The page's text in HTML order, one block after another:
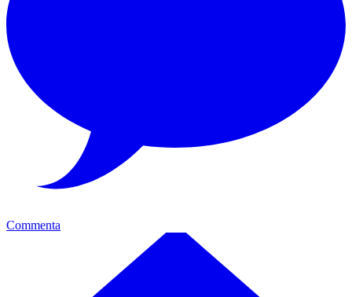
Commenta